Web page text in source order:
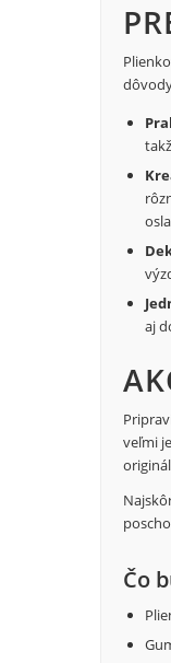
aj
veľmi
Čo